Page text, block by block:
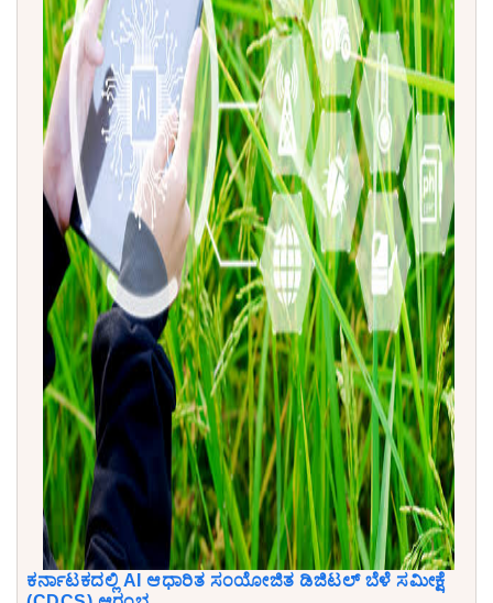
ಕರ್ನಾಟಕದಲ್ಲಿ AI ಆಧಾರಿತ ಸಂಯೋಜಿತ ಡಿಜಿಟಲ್ ಬೆಳೆ ಸಮೀಕ್ಷೆ